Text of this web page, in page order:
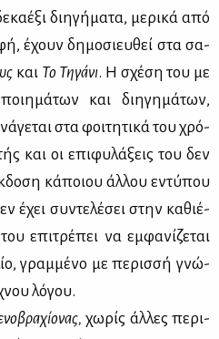
δι­η­γή­μα­τα, με­ρι­κά από
έχουν δη­μο­σιευ­θεί στα σα­
και Το Τη­γά­νι. Η σχέ­ση του με
και δι­η­γη­μά­των,
στα φοι­τη­τι­κά του χρό­
και οι επι­φυ­λά­ξεις του δεν
κά­ποιου άλ­λου εντύ­που
έχει συ­ντε­λέ­σει στην κα­θιέ­
επι­τρέ­πει να εμ­φα­νί­ζε­ται
γραμ­μέ­νο με πε­ρισ­σή γνώ­
λό­γου.
χω­ρίς άλ­λες πε­ρι­